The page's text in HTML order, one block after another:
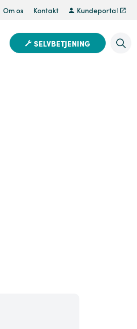
Om os Kontakt Kundeportal
SELVBETJENING